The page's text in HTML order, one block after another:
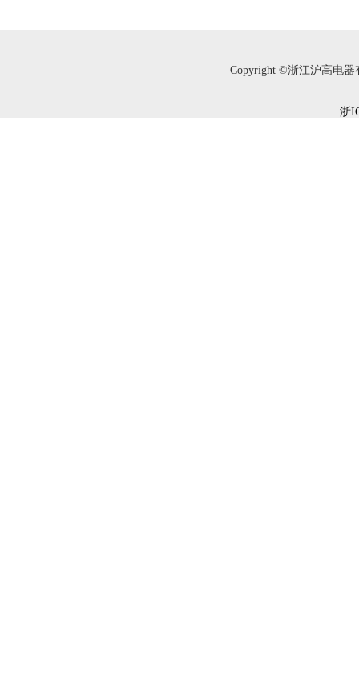
Copyright ©浙江沪高电器
浙